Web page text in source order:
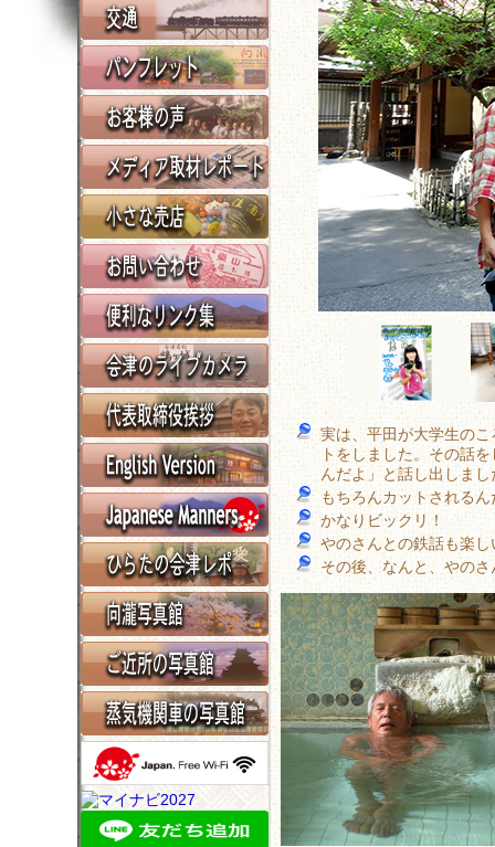
実は、平田が大学生の
トをしました。その話
んだよ」と話し出しまし
もちろんカットされる
かなりビックリ！
やのさんとの鉄話も楽
その後、なんと、やの